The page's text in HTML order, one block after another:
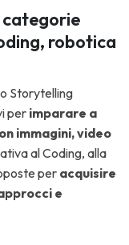
categorie
robotica
Storytelling
per imparare a
immagini, video
al Coding, alla
per acquisire
e